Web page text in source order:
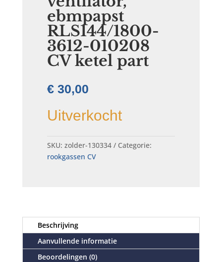
ebmpapst
RLS144/1800-
3612-010208
CV ketel part
€30,00
Uitverkocht
SKU: zolder-130334
Categorie:
rookgassen CV
Beschrijving
Aanvullende informatie
Beoordelingen (0)